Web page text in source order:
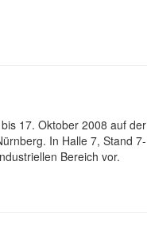
17. Oktober 2008 auf der
In Halle 7, Stand 7-
Bereich vor.